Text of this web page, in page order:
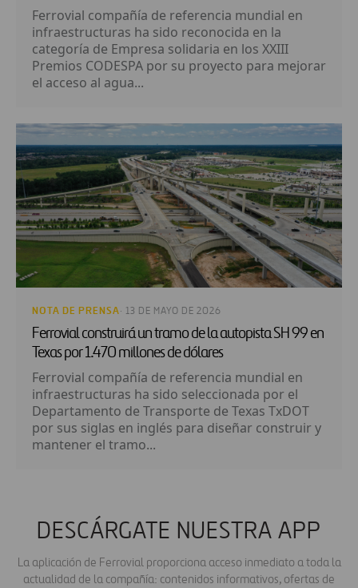
Ferrovial compañía de referencia mundial en
infraestructuras ha sido reconocida en la
categoría de Empresa solidaria en los XXIII
Premios CODESPA por su proyecto para mejorar
el acceso al agua...
NOTA DE PRENSA· 13 DE MAYO DE 2026
Ferrovial construirá un tramo de la autopista SH 99 en
Texas por 1.470 millones de dólares
Ferrovial compañía de referencia mundial en
infraestructuras ha sido seleccionada por el
Departamento de Transporte de Texas TxDOT
por sus siglas en inglés para diseñar construir y
mantener el tramo...
DESCÁRGATE NUESTRA APP
La aplicación de Ferrovial proporciona acceso inmediato a toda la
actualidad de la compañía: contenidos informativos, ofertas de